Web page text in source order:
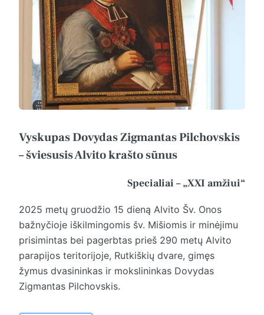
Vyskupas Dovydas Zigmantas Pilchovskis
– šviesusis Alvito krašto sūnus
Specialiai – „XXI amžiui“
2025 metų gruodžio 15 dieną Alvito Šv. Onos
bažnyčioje iškilmingomis šv. Mišiomis ir minėjimu
prisimintas bei pagerbtas prieš 290 metų Alvito
parapijos teritorijoje, Rutkiškių dvare, gimęs
žymus dvasininkas ir mokslininkas Dovydas
Zigmantas Pilchovskis.